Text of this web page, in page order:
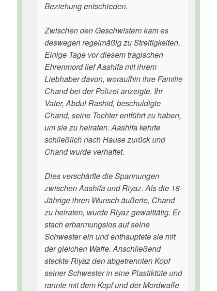
Beziehung entschieden.
Zwischen den Geschwistern kam es
deswegen regelmäßig zu Streitigkeiten.
Einige Tage vor diesem tragischen
Ehrenmord lief Aashifa mit ihrem
Liebhaber davon, woraufhin ihre Familie
Chand bei der Polizei anzeigte. Ihr
Vater, Abdul Rashid, beschuldigte
Chand, seine Tochter entführt zu haben,
um sie zu heiraten. Aashifa kehrte
schließlich nach Hause zurück und
Chand wurde verhaftet.
Dies verschärfte die Spannungen
zwischen Aashifa und Riyaz. Als die 18-
Jährige ihren Wunsch äußerte, Chand
zu heiraten, wurde Riyaz gewalttätig. Er
stach erbarmungslos auf seine
Schwester ein und enthauptete sie mit
der gleichen Waffe. Anschließend
steckte Riyaz den abgetrennten Kopf
seiner Schwester in eine Plastiktüte und
rannte mit dem Kopf und der Mordwaffe